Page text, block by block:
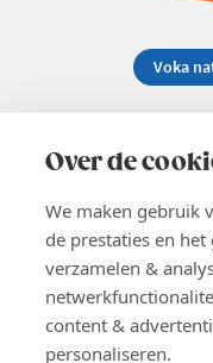
Over de
We maken gebruik
de prestaties en
verzamelen &
content &
personaliseren.
02 229 81